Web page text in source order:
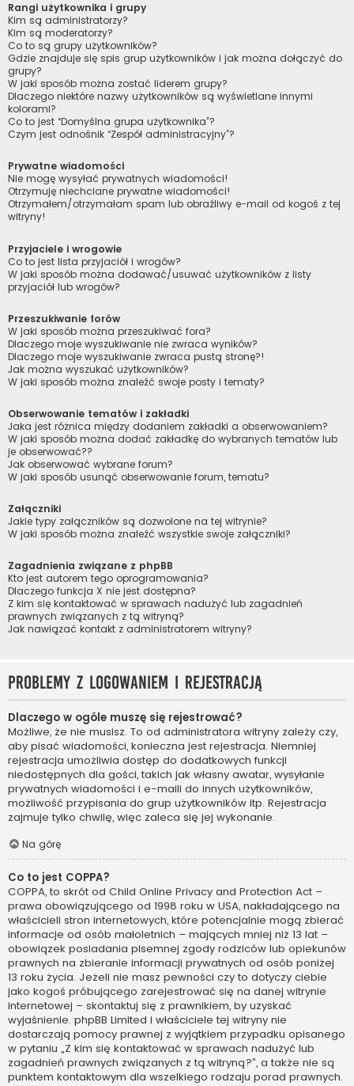
Rangi użytkownika i grupy
Kim są administratorzy?
Kim są moderatorzy?
Co to są grupy użytkowników?
Gdzie znajduje się spis grup użytkowników i jak można dołączyć do
grupy?
W jaki sposób można zostać liderem grupy?
Dlaczego niektóre nazwy użytkowników są wyświetlane innymi
kolorami?
Co to jest “Domyślna grupa użytkownika”?
Czym jest odnośnik “Zespół administracyjny”?
Prywatne wiadomości
Nie mogę wysyłać prywatnych wiadomości!
Otrzymuję niechciane prywatne wiadomości!
Otrzymałem/otrzymałam spam lub obraźliwy e-mail od kogoś z tej
witryny!
Przyjaciele i wrogowie
Co to jest lista przyjaciół i wrogów?
W jaki sposób można dodawać/usuwać użytkowników z listy
przyjaciół lub wrogów?
Przeszukiwanie forów
W jaki sposób można przeszukiwać fora?
Dlaczego moje wyszukiwanie nie zwraca wyników?
Dlaczego moje wyszukiwanie zwraca pustą stronę?!
Jak można wyszukać użytkowników?
W jaki sposób można znaleźć swoje posty i tematy?
Obserwowanie tematów i zakładki
Jaka jest różnica między dodaniem zakładki a obserwowaniem?
W jaki sposób można dodać zakładkę do wybranych tematów lub
je obserwować??
Jak obserwować wybrane forum?
W jaki sposób usunąć obserwowanie forum, tematu?
Załączniki
Jakie typy załączników są dozwolone na tej witrynie?
W jaki sposób można znaleźć wszystkie swoje załączniki?
Zagadnienia związane z phpBB
Kto jest autorem tego oprogramowania?
Dlaczego funkcja X nie jest dostępna?
Z kim się kontaktować w sprawach nadużyć lub zagadnień
prawnych związanych z tą witryną?
Jak nawiązać kontakt z administratorem witryny?
Problemy z logowaniem i rejestracją
Dlaczego w ogóle muszę się rejestrować?
Możliwe, że nie musisz. To od administratora witryny zależy czy,
aby pisać wiadomości, konieczna jest rejestracja. Niemniej
rejestracja umożliwia dostęp do dodatkowych funkcji
niedostępnych dla gości, takich jak własny awatar, wysyłanie
prywatnych wiadomości i e-maili do innych użytkowników,
możliwość przypisania do grup użytkowników itp. Rejestracja
zajmuje tylko chwilę, więc zaleca się jej wykonanie.
Na górę
Co to jest COPPA?
COPPA, to skrót od Child Online Privacy and Protection Act –
prawa obowiązującego od 1998 roku w USA, nakładającego na
właścicieli stron internetowych, które potencjalnie mogą zbierać
informacje od osób małoletnich – mających mniej niż 13 lat –
obowiązek posiadania pisemnej zgody rodziców lub opiekunów
prawnych na zbieranie informacji prywatnych od osób poniżej
13 roku życia. Jeżeli nie masz pewności czy to dotyczy ciebie
jako kogoś próbującego zarejestrować się na danej witrynie
internetowej – skontaktuj się z prawnikiem, by uzyskać
wyjaśnienie. phpBB Limited i właściciele tej witryny nie
dostarczają pomocy prawnej z wyjątkiem przypadku opisanego
w pytaniu „Z kim się kontaktować w sprawach nadużyć lub
zagadnień prawnych związanych z tą witryną?”, a także nie są
punktem kontaktowym dla wszelkiego rodzaju porad prawnych.